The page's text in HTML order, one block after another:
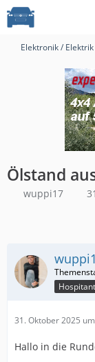
Elektronik /
Ölstand
wuppi17
Hospitant
31. Oktober 2025
Hallo in die